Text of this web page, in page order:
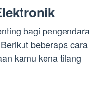
bagi pengendara
beberapa cara
kamu kena tilang